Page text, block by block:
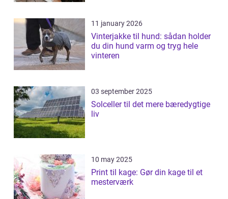
11 january 2026
Vinterjakke til hund: sådan holder
du din hund varm og tryg hele
vinteren
03 september 2025
Solceller til det mere bæredygtige
liv
10 may 2025
Print til kage: Gør din kage til et
mesterværk